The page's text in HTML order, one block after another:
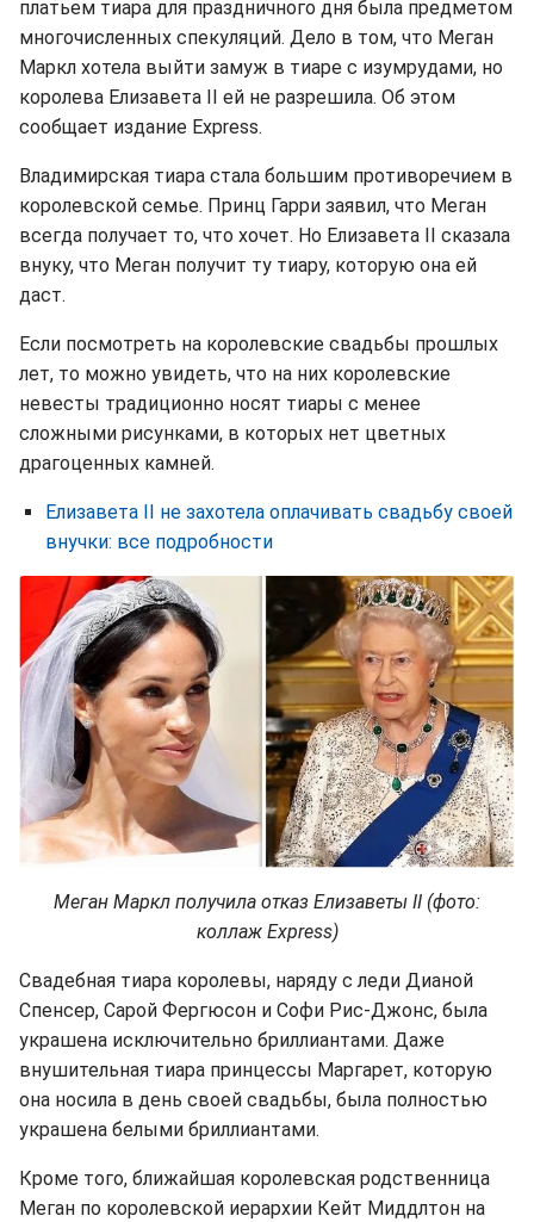
платьем тиара для праздничного дня была предметом
многочисленных спекуляций. Дело в том, что Меган
Маркл хотела выйти замуж в тиаре с изумрудами, но
королева Елизавета II ей не разрешила. Об этом
сообщает издание Express.
Владимирская тиара стала большим противоречием в
королевской семье. Принц Гарри заявил, что Меган
всегда получает то, что хочет. Но Елизавета II сказала
внуку, что Меган получит ту тиару, которую она ей
даст.
Если посмотреть на королевские свадьбы прошлых
лет, то можно увидеть, что на них королевские
невесты традиционно носят тиары с менее
сложными рисунками, в которых нет цветных
драгоценных камней.
Елизавета II не захотела оплачивать свадьбу своей
внучки: все подробности
Меган Маркл получила отказ Елизаветы II (фото:
коллаж Express)
Свадебная тиара королевы, наряду с леди Дианой
Спенсер, Сарой Фергюсон и Софи Рис-Джонс, была
украшена исключительно бриллиантами. Даже
внушительная тиара принцессы Маргарет, которую
она носила в день своей свадьбы, была полностью
украшена белыми бриллиантами.
Кроме того, ближайшая королевская родственница
Меган по королевской иерархии Кейт Миддлтон на